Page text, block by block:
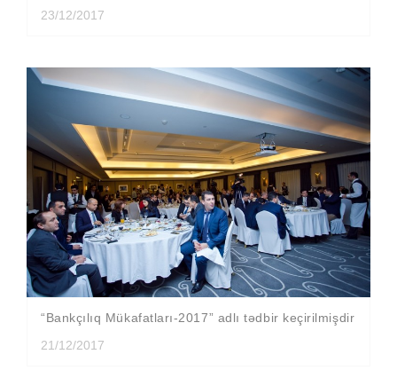
23/12/2017
“Bankçılıq Mükafatları-2017” adlı tədbir keçirilmişdir
21/12/2017